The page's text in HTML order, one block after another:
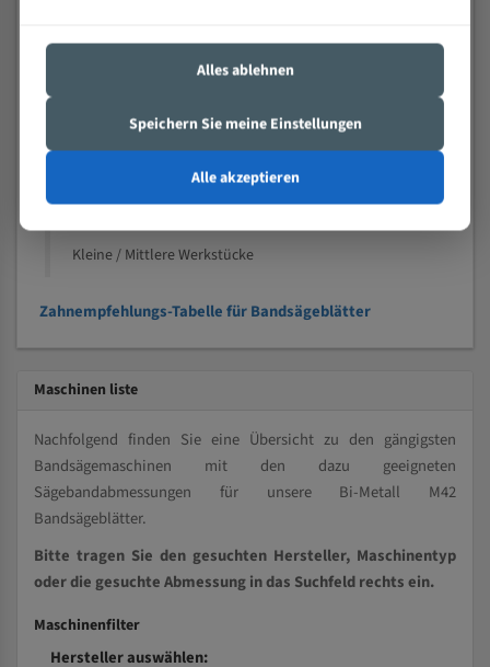
Nichteisenmetalle
Speziell entwickelt für Profile / Rohre
Kleine und mittlere Profile / Kleine Durchmesser
Kleine / Mittlere Werkstücke
Zahnempfehlungs-Tabelle für Bandsägeblätter
Maschinen liste
Nachfolgend finden Sie eine Übersicht zu den gängigsten
Bandsägemaschinen mit den dazu geeigneten
Sägebandabmessungen für unsere Bi-Metall M42
Bandsägeblätter.
Bitte tragen Sie den gesuchten Hersteller, Maschinentyp
oder die gesuchte Abmessung in das Suchfeld rechts ein.
Maschinenfilter
Hersteller auswählen:
Alles ablehnen
Speichern Sie meine Einstellungen
Alle akzeptieren